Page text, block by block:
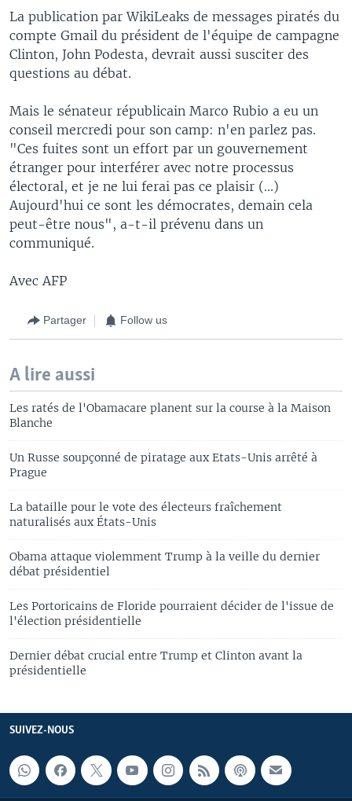
La publication par WikiLeaks de messages piratés du
compte Gmail du président de l'équipe de campagne
Clinton, John Podesta, devrait aussi susciter des
questions au débat.
Mais le sénateur républicain Marco Rubio a eu un
conseil mercredi pour son camp: n'en parlez pas.
"Ces fuites sont un effort par un gouvernement
étranger pour interférer avec notre processus
électoral, et je ne lui ferai pas ce plaisir (...)
Aujourd'hui ce sont les démocrates, demain cela
peut-être nous", a-t-il prévenu dans un
communiqué.
Avec AFP
Partager Follow us
A lire aussi
Les ratés de l'Obamacare planent sur la course à la Maison
Blanche
Un Russe soupçonné de piratage aux Etats-Unis arrêté à
Prague
La bataille pour le vote des électeurs fraîchement
naturalisés aux États-Unis
Obama attaque violemment Trump à la veille du dernier
débat présidentiel
Les Portoricains de Floride pourraient décider de l'issue de
l'élection présidentielle
Dernier débat crucial entre Trump et Clinton avant la
présidentielle
SUIVEZ-NOUS